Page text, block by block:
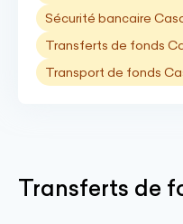
Sécurité bancaire
Transferts de fonds
Transport de fonds
Transferts de